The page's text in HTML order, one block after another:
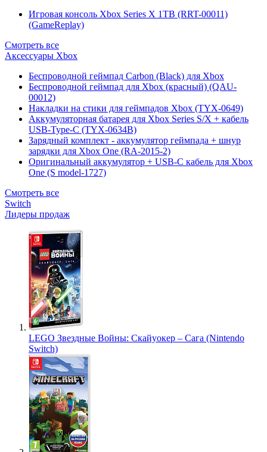
Игровая консоль Xbox Series X 1TB (RRT-00011)
(GameReplay)
Смотреть все
Аксессуары Xbox
Беспроводной геймпад Carbon (Black) для Xbox
Беспроводной геймпад для Xbox (красный) (QAU-
00012)
Накладки на стики для геймпадов Xbox (TYX-0649)
Аккумуляторная батарея для Xbox Series S/X + кабель
USB-Type-C (TYX-0634B)
Зарядный комплект - аккумулятор геймпада + шнур
зарядки для Xbox One (RA-2015-2)
Оригинальный аккумулятор + USB-C кабель для Xbox
One (S model-1727)
Смотреть все
Switch
Лидеры продаж
LEGO Звездные Войны: Скайуокер – Сага (Nintendo
Switch)